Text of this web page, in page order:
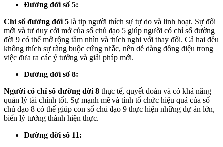
Đường đời số 5:
Chỉ số đường đời 5 là tip người thích sự tự do và linh hoạt. Sự đổi
mới và tư duy cởi mở của số chủ đạo 5 giúp người có chỉ số đường
đời 9 có thể mở rộng tầm nhìn và thích nghi với thay đổi. Cả hai đều
không thích sự ràng buộc cứng nhắc, nên dễ dàng đồng điệu trong
việc đưa ra các ý tưởng và giải pháp mới.
Đường đời số 8:
Người có chỉ số đường đời 8 thực tế, quyết đoán và có khả năng
quản lý tài chính tốt. Sự mạnh mẽ và tính tổ chức hiệu quả của số
chủ đạo 8 có thể giúp con số chủ đạo 9 thực hiện những dự án lớn,
biến lý tưởng thành hiện thực.
Đường đời số 11: